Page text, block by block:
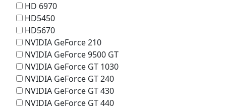
HD 6970
HD5450
HD5670
NVIDIA GeForce 210
NVIDIA GeForce 9500 GT
NVIDIA GeForce GT 1030
NVIDIA GeForce GT 240
NVIDIA GeForce GT 430
NVIDIA GeForce GT 440